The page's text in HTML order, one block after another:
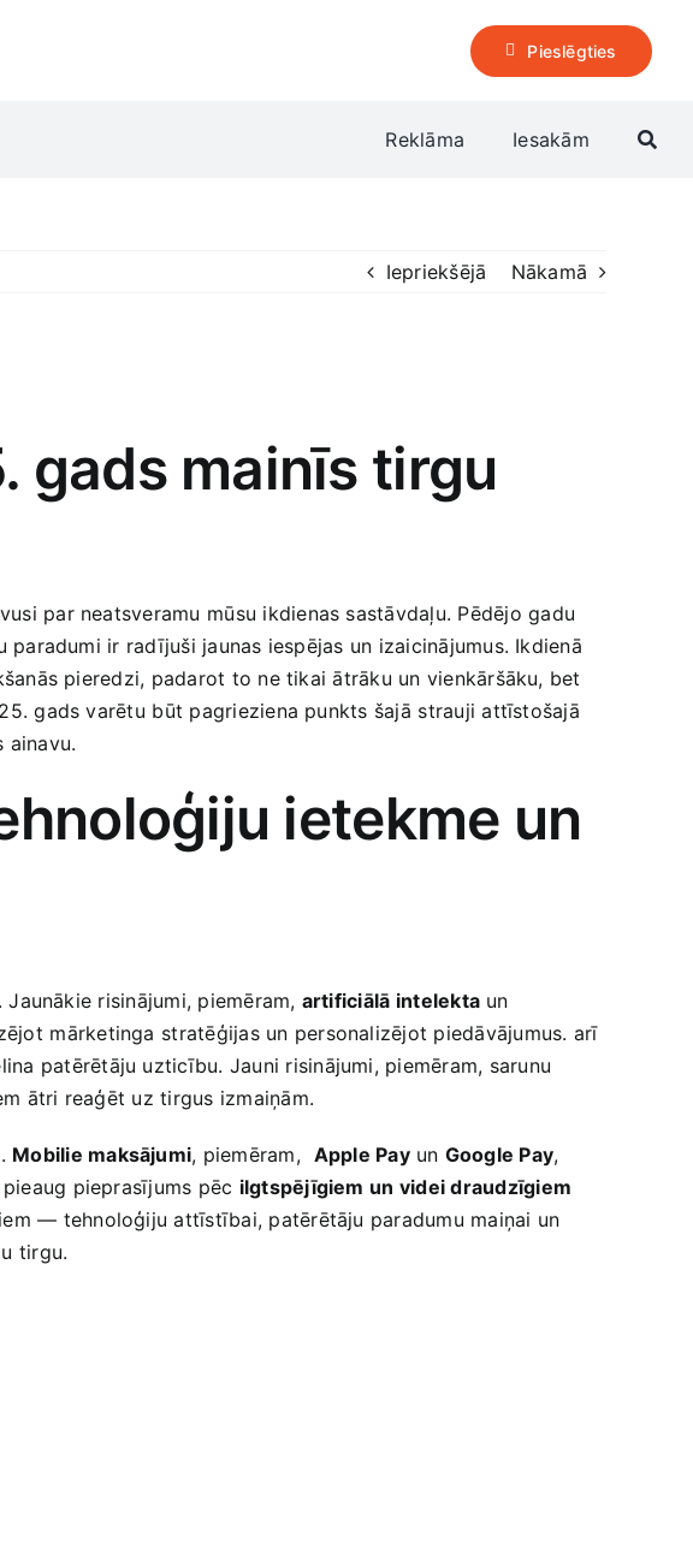
Pieslēgties
Reklāma Iesakām
Iepriekšējā Nākamā
gads mainīs tirgu
‌par‍ neatsveramu ⁣mūsu ikdienas sastāvdaļu. Pēdējo gadu
ir radījuši jaunas iespējas un izaicinājumus. ​Ikdienā​
pieredzi, padarot to ne tikai ātrāku un vienkāršāku, bet⁣
gads varētu ⁣būt pagrieziena punkts šajā⁢ strauji ​attīstošajā
ainavu.
ietekme un
risinājumi, piemēram, artificiālā ⁣intelekta un ⁤
mārketinga⁣ stratēģijas ​un personalizējot piedāvājumus. ⁤arī
‌patērētāju uzticību. ‍Jauni risinājumi,‍ piemēram, sarunu
ātri reaģēt uz tirgus izmaiņām.
Mobilie maksājumi, piemēram, ⁤ Apple Payun Google Pay,
pieprasījums pēc ilgtspējīgiem⁤ un videi​ draudzīgiem
— tehnoloģiju attīstībai, patērētāju paradumu maiņai ⁣un
tirgu.